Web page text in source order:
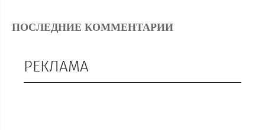
ПОСЛЕДНИЕ КОММЕНТАРИИ
РЕКЛАМА